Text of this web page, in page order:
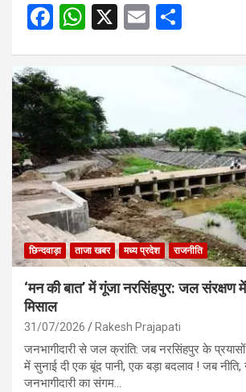
F
b
o
o
k
W
s
A
p
p
X
E
ail ar
छिन्दवाड़ा ताजा खबर मध्य प्रदेश राजनीति
‘मन की बात’ में गूंजा नरसिंहपुर: जल संरक्षण में
मिसाल
31/07/2026 Rakesh Prajapati
जनभागीदारी से जल क्रांति: जब नरसिंहपुर के
में सुनाई दी एक बूंद पानी, एक बड़ा बदलाव ! जब
जनभागीदारी का संगम…